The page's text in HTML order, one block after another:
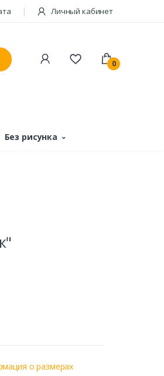
Личный кабинет
0
Без рисунка
о размерах